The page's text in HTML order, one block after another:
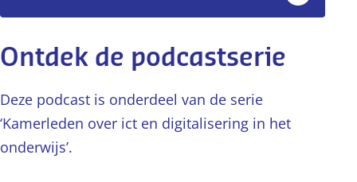
Ontdek de podcastserie
Deze podcast is onderdeel van de serie
‘Kamerleden over ict en digitalisering in het
onderwijs’.